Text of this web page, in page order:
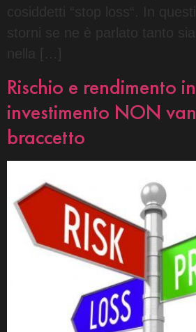
cosiddetti “stop loss“. In
storni se ne è parlato tanto sia
Rischio e rendimento
investimento NON
braccetto